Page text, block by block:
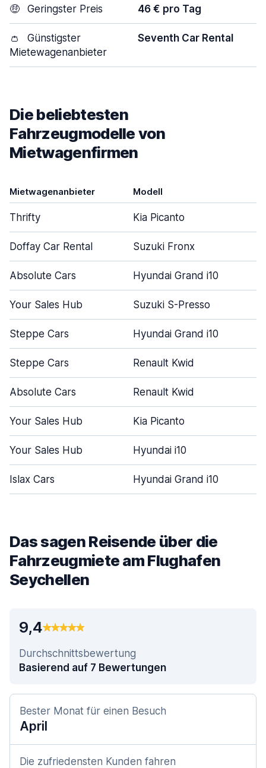
🤑 Geringster Preis 46 € pro Tag
👛
Günstigster
Mietewagenanbieter
Seventh Car Rental
Die beliebtesten
Fahrzeugmodelle von
Mietwagenfirmen
Mietwagenanbieter Modell
Thrifty Kia Picanto
Doffay Car Rental Suzuki Fronx
Absolute Cars Hyundai Grand i10
Your Sales Hub Suzuki S-Presso
Steppe Cars Hyundai Grand i10
Steppe Cars Renault Kwid
Absolute Cars Renault Kwid
Your Sales Hub Kia Picanto
Your Sales Hub Hyundai i10
Islax Cars Hyundai Grand i10
Das sagen Reisende über die
Fahrzeugmiete am Flughafen
Seychellen
9,4
Durchschnittsbewertung
Basierend auf 7 Bewertungen
Bester Monat für einen Besuch
April
Die zufriedensten Kunden fahren